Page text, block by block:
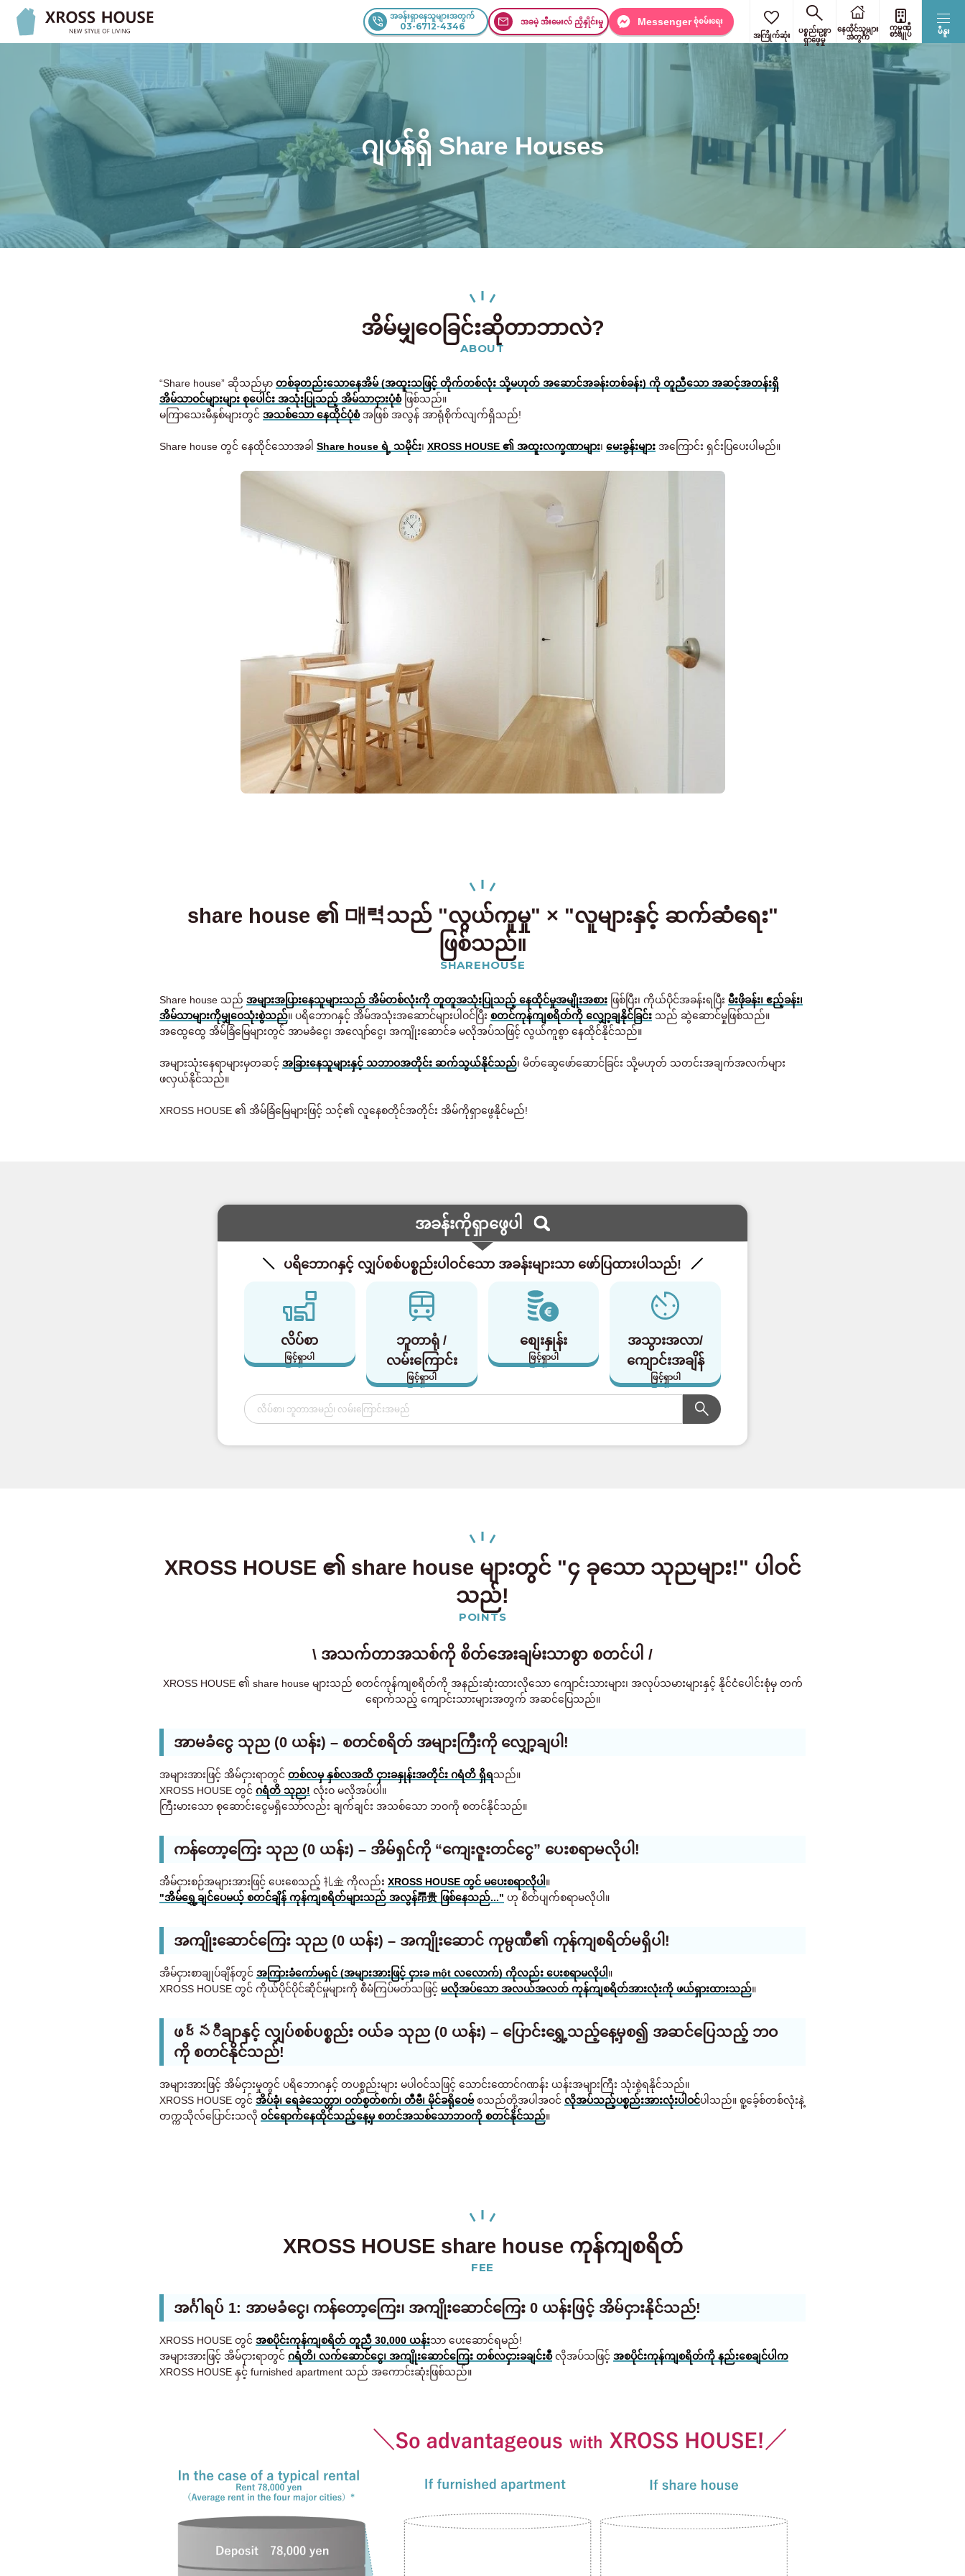
မီနူး
အခန်းရှာနေသူများအတွက်
03-6712-4346 အခမဲ့ အီးမေးလ် ညှိနှိုင်းမှု Messenger စုံစမ်းရေး
အကြိုက်ဆုံး
ပစ္စည်းဥစ္စာ
ရှာဖွေမှု
နေထိုင်သူများ
အတွက်
ကုမ္ပဏီ
စာချုပ်
ဂျပန်ရှိ Share Houses
အိမ်မျှဝေခြင်းဆိုတာဘာလဲ?
ABOUT
“Share house” ဆိုသည်မှာ တစ်ခုတည်းသောနေအိမ် (အထူးသဖြင့် တိုက်တစ်လုံး သို့မဟုတ် အဆောင်အခန်းတစ်ခန်း) ကို တူညီသော အဆင့်အတန်းရှိ
အိမ်သာဝင်များများ စုပေါင်း အသုံးပြုသည့် အိမ်သာငှားပုံစံဖြစ်သည်။
မကြာသေးမီနှစ်များတွင် အသစ်သော နေထိုင်ပုံစံအဖြစ် အလွန် အာရုံစိုက်လျက်ရှိသည်!
Share house တွင် နေထိုင်သောအခါ Share house ရဲ့ သမိုင်း၊ XROSS HOUSE ၏ အထူးလက္ခဏာများ၊ မေးခွန်းများ အကြောင်း ရှင်းပြပေးပါမည်။
share house ၏ 매력သည် "လွယ်ကူမှု" × "လူများနှင့် ဆက်ဆံရေး"
ဖြစ်သည်။
SHAREHOUSE
Share house သည် အများအပြားနေသူများသည် အိမ်တစ်လုံးကို တူတူအသုံးပြုသည့် နေထိုင်မှုအမျိုးအစား ဖြစ်ပြီး၊ ကိုယ်ပိုင်အခန်းရပြီး မီးဖိုခန်း၊ ဧည့်ခန်း၊
အိမ်သာများကိုမျှဝေသုံးစွဲသည်။ ပရိဘောဂနှင့် အိမ်အသုံးအဆောင်များပါဝင်ပြီး စတင်ကုန်ကျစရိတ်ကို လျှော့ချနိုင်ခြင်း သည် ဆွဲဆောင်မှုဖြစ်သည်။
အထွေထွေ အိမ်ခြံမြေများတွင် အာမခံငွေ၊ အလျော်ငွေ၊ အကျိုးဆောင်ခ မလိုအပ်သဖြင့် လွယ်ကူစွာ နေထိုင်နိုင်သည်။
အများသုံးနေရာများမှတဆင့် အခြားနေသူများနှင့် သဘာဝအတိုင်း ဆက်သွယ်နိုင်သည်၊ မိတ်ဆွေဖော်ဆောင်ခြင်း သို့မဟုတ် သတင်းအချက်အလက်များ
ဖလှယ်နိုင်သည်။
XROSS HOUSE ၏ အိမ်ခြံမြေများဖြင့် သင့်၏ လူနေစတိုင်အတိုင်း အိမ်ကိုရှာဖွေနိုင်မည်!
အခန်းကိုရှာဖွေပါ
ပရိဘောဂနှင့် လျှပ်စစ်ပစ္စည်းပါဝင်သော အခန်းများသာ ဖော်ပြထားပါသည်!
လိပ်စာ
ဖြင့်ရှာပါ
ဘူတာရုံ /
လမ်းကြောင်း
ဖြင့်ရှာပါ
စျေးနှုန်း
ဖြင့်ရှာပါ
အသွားအလာ/
ကျောင်းအချိန်
ဖြင့်ရှာပါ
XROSS HOUSE ၏ share house များတွင် "၄ ခုသော သုညများ!" ပါဝင်
သည်!
POINTS
\ အသက်တာအသစ်ကို စိတ်အေးချမ်းသာစွာ စတင်ပါ /
XROSS HOUSE ၏ share house များသည် စတင်ကုန်ကျစရိတ်ကို အနည်းဆုံးထားလိုသော ကျောင်းသားများ၊ အလုပ်သမားများနှင့် နိုင်ငံပေါင်းစုံမှ တက်
ရောက်သည့် ကျောင်းသားများအတွက် အဆင်ပြေသည်။
အာမခံငွေ သုည (0 ယန်း) – စတင်စရိတ် အများကြီးကို လျှော့ချပါ!
အများအားဖြင့် အိမ်ငှားရာတွင် တစ်လမှ နှစ်လအထိ ငှားခနှုန်းအတိုင်း ဂရံတိ ရှိရသည်။
XROSS HOUSE တွင် ဂရံတိ သုည! လုံးဝ မလိုအပ်ပါ။
ကြီးမားသော စုဆောင်းငွေမရှိသော်လည်း ချက်ချင်း အသစ်သော ဘဝကို စတင်နိုင်သည်။
ကန်တော့ကြေး သုည (0 ယန်း) – အိမ်ရှင်ကို “ကျေးဇူးတင်ငွေ” ပေးစရာမလိုပါ!
အိမ်ငှားစဉ်အများအားဖြင့် ပေးစေသည့် 礼金 ကိုလည်း XROSS HOUSE တွင် မပေးစရာလိုပါ ။
"အိမ်ရွှေ့ချင်ပေမယ့် စတင်ချိန် ကုန်ကျစရိတ်များသည် အလွန်昂贵 ဖြစ်နေသည်..." ဟု စိတ်ပျက်စရာမလိုပါ။
အကျိုးဆောင်ကြေး သုည (0 ယန်း) – အကျိုးဆောင် ကုမ္ပဏီ၏ ကုန်ကျစရိတ်မရှိပါ!
အိမ်ငှားစာချုပ်ချိန်တွင် အကြားခံကော်မရှင် (အများအားဖြင့် ငှားခ một လလောက်) ကိုလည်း ပေးစရာမလိုပါ ။
XROSS HOUSE တွင် ကိုယ်ပိုင်ပိုင်ဆိုင်မှုများကို စီမံကြပ်မတ်သဖြင့် မလိုအပ်သော အလယ်အလတ် ကုန်ကျစရိတ်အားလုံးကို ဖယ်ရှားထားသည်။
ဖర్నီချာနှင့် လျှပ်စစ်ပစ္စည်း ဝယ်ခ သုည (0 ယန်း) – ပြောင်းရွှေ့သည့်နေ့မှစ၍ အဆင်ပြေသည့် ဘဝ
ကို စတင်နိုင်သည်!
အများအားဖြင့် အိမ်ငှားမှုတွင် ပရိဘောဂနှင့် တပစ္စည်းများ မပါဝင်သဖြင့် သောင်းထောင်ဂဏန်း ယန်းအများကြီး သုံးစွဲရနိုင်သည်။
XROSS HOUSE တွင် အိပ်ခုံ၊ ရေခဲသေတ္တာ၊ ဝတ်စွတ်စက်၊ တီဗီ၊ မိုင်ခရိုဝေဗ်စသည်တို့အပါအဝင် လိုအပ်သည့်ပစ္စည်းအားလုံးပါဝင်ပါသည်။ စူ့ခ်ေ့စ်တစ်လုံးနဲ့
တက္ကသိုလ်ပြောင်းသလို ဝင်ရောက်နေထိုင်သည့်နေ့မှ စတင်အသစ်သောဘဝကို စတင်နိုင်သည်။
XROSS HOUSE share house ကုန်ကျစရိတ်
FEE
အင်္ဂါရပ် 1: အာမခံငွေ၊ ကန်တော့ကြေး၊ အကျိုးဆောင်ကြေး 0 ယန်းဖြင့် အိမ်ငှားနိုင်သည်!
XROSS HOUSE တွင် အစပိုင်းကုန်ကျစရိတ် တူညီ 30,000 ယန်းသာ ပေးဆောင်ရမည်!
အများအားဖြင့် အိမ်ငှားရာတွင် ဂရံတိ၊ လက်ဆောင်ငွေ၊ အကျိုးဆောင်ကြေး တစ်လငှားခချင်းစီလိုအပ်သဖြင့် အစပိုင်းကုန်ကျစရိတ်ကို နည်းစေချင်ပါက
XROSS HOUSE နှင့် furnished apartment သည် အကောင်းဆုံးဖြစ်သည်။